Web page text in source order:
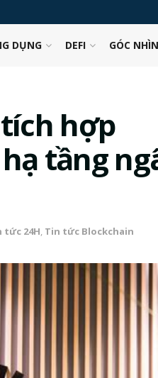
DỤNG DEFI GÓC NHÌN
hợp
tầng
tức 24H, Tin tức Blockchain